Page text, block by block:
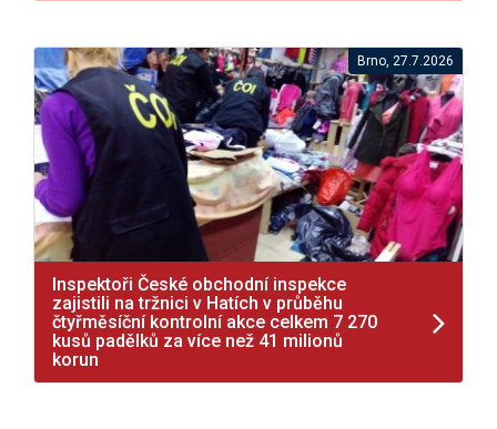
Brno, 27.7.2026
Inspektoři České obchodní inspekce
zajistili na tržnici v Hatích v průběhu
čtyřměsíční kontrolní akce celkem 7 270
kusů padělků za více než 41 milionů
korun